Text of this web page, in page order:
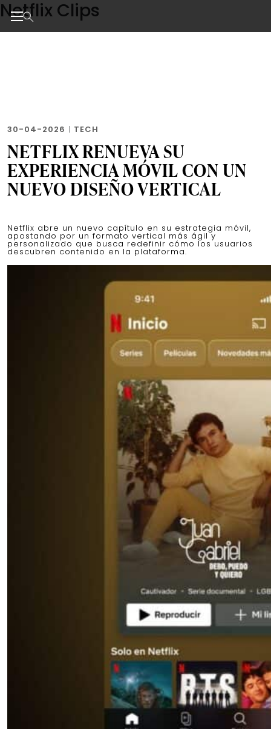
Skip
to
the
Netflix Clips
30-04-2026 | TECH
NETFLIX RENUEVA SU
EXPERIENCIA MÓVIL CON UN
NUEVO DISEÑO VERTICAL
Netflix abre un nuevo capítulo en su estrategia móvil,
apostando por un formato vertical más ágil y
personalizado que busca redefinir cómo los usuarios
descubren contenido en la plataforma.